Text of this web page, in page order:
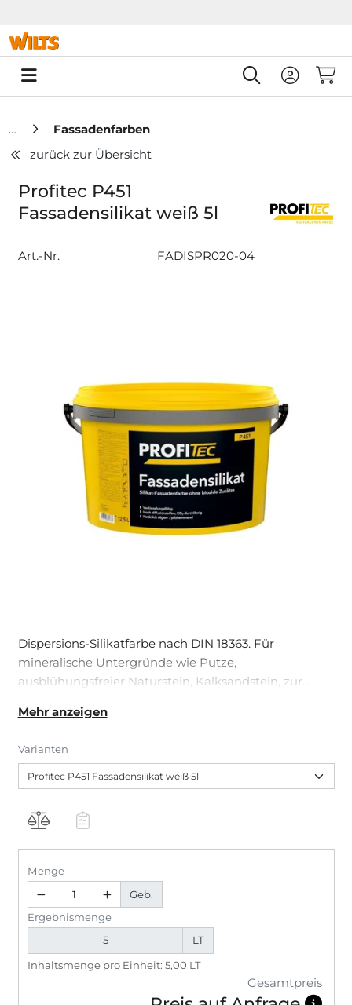
0
Fassadenfarben
zurück zur Übersicht
Profitec P451
Fassadensilikat weiß 5l
Art.-Nr. FADISPR020-04
Dispersions-Silikatfarbe nach DIN 18363. Für
mineralische Untergründe wie Putze,
ausblühungsfreier Naturstein, Kalksandstein, zur
Mineralfarbenbeschichtungen. Wasserabweisend,
Mehr anzeigen
Varianten
Menge
Geb.
Ergebnismenge
LT
Inhaltsmenge pro Einheit: 5,00 LT
Gesamtpreis